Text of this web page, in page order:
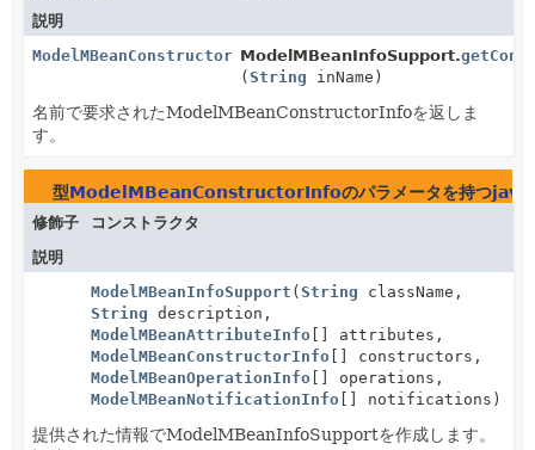
説明
ModelMBeanConstructorInfoModelMBeanInfoSupport.
(String inName)
名前で要求されたModelMBeanConstructorInfoを返しま
す。
型ModelMBeanConstructorInfoのパラメータを持つ
修飾子
コンストラクタ
説明
ModelMBeanInfoSupport (String className,
String description,
ModelMBeanAttributeInfo [] attributes,
ModelMBeanConstructorInfo [] constructors,
ModelMBeanOperationInfo [] operations,
ModelMBeanNotificationInfo [] notifications)
提供された情報でModelMBeanInfoSupportを作成します。